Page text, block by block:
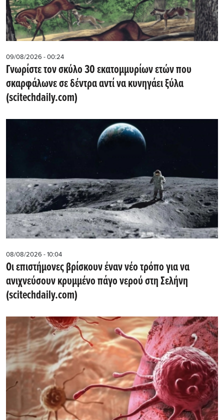
09/08/2026 - 00:24
Γνωρίστε τον σκύλο 30 εκατομμυρίων ετών που
σκαρφάλωνε σε δέντρα αντί να κυνηγάει ξύλα
(scitechdaily.com)
08/08/2026 - 10:04
Οι επιστήμονες βρίσκουν έναν νέο τρόπο για να
ανιχνεύσουν κρυμμένο πάγο νερού στη Σελήνη
(scitechdaily.com)